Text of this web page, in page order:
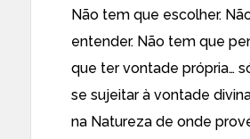
Não tem que escolher.
entender. Não tem que
que ter vontade própria…
se sujeitar à vontade
na Natureza de onde